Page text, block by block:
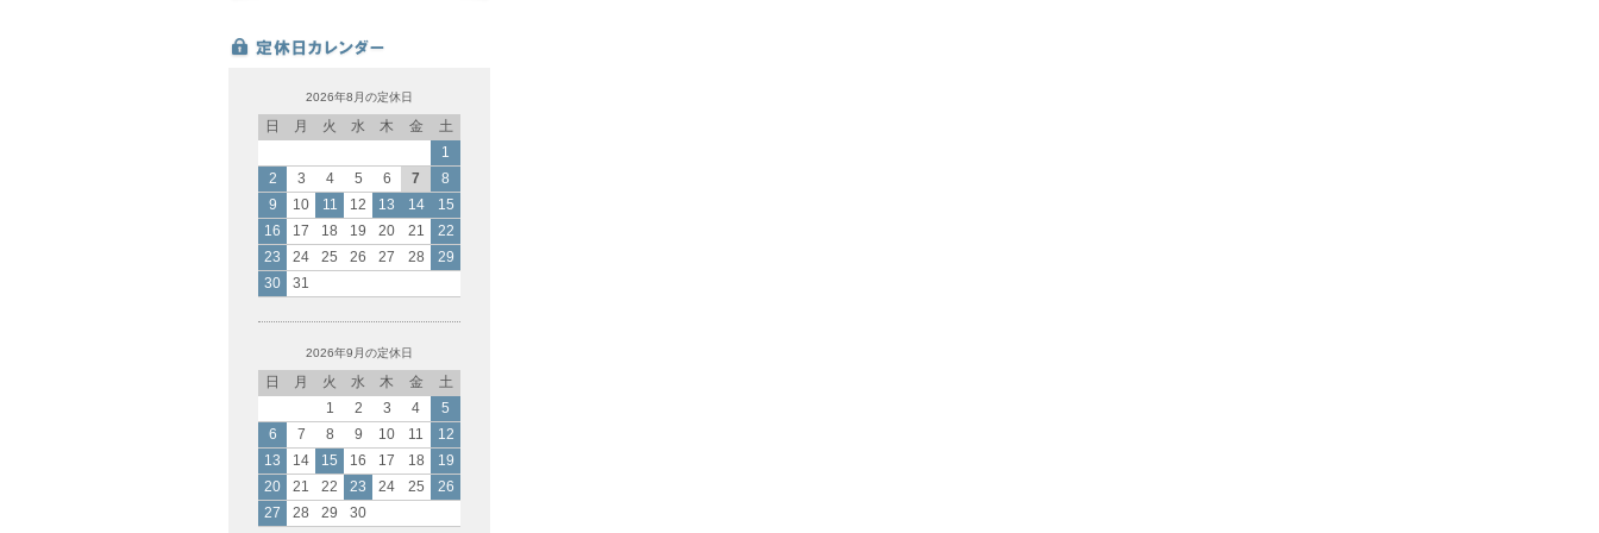
2026年8月の定休日
日 月 火 水 木 金
土
1
2
3 4 5 6 7
8
9
10 11 12 13 14
15
16
17 18 19 20 21
22
23
24 25 26 27 28
29
30
31
2026年9月の定休日
日 月 火 水 木 金
土
1
2 3 4
5
6
7 8 9 10 11
12
13
14 15 16 17 18
19
20
21 22 23 24 25
26
27
28 29 30